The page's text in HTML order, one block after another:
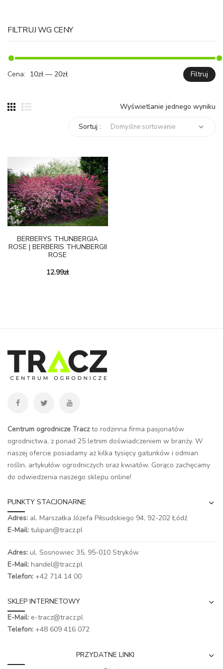
FILTRUJ WG CENY
Filtruj
Cena: 10zł — 20zł
Wyświetlanie jednego wyniku
Sortuj :
BERBERYS THUNBERGIA
ROSE | BERBERIS THUNBERGII
ROSE
12.99zł
Centrum ogrodnicze Traczto rodzinna firma pasjonatów
ogrodnictwa, z ponad 25 letnim doświadczeniem w branży. W
naszej ofercie posiadamy aż kilka tysięcy gatunków i odmian
roślin, artykułów ogrodniczych oraz kwiatów. Gorąco zachęcamy
do odwiedzenia naszego sklepu online!
PUNKTY STACJONARNE
Adres: al. Marszałka Józefa Piłsudskiego 94, 92-202 Łódź
E-Mail: tulipan@tracz.pl
Adres: ul. Sosnowiec 35, 95-010 Stryków
E-Mail: handel@tracz.pl
Telefon: +42 714 14 00
SKLEP INTERNETOWY
E-Mail: e-tracz@tracz.pl
Telefon: +48 609 416 072
PRZYDATNE LINKI